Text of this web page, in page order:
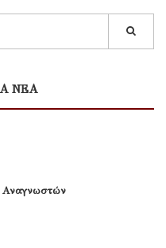
ΝΕΑ
Αναγνωστών